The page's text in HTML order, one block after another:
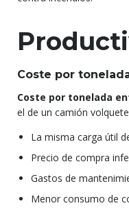
Coste por
Coste por tonelada
el de un camión
La misma carga útil
Precio de compra
Gastos de
Menor consumo de